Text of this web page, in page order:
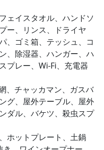
ェイスタオル、ハンドソ
ー、リンス、ドライヤ
、ゴミ箱、テッシュ、コ
、除湿器、ハンガー、ハ
プレー、Wi-Fi、充電器
、チャッカマン、ガスバ
グ、屋外テーブル、屋外
ダル、バケツ、殺虫スプ
ホットプレート、土鍋